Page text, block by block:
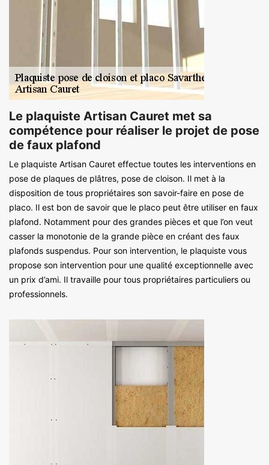
Le plaquiste Artisan Cauret met sa
compétence pour réaliser le projet de pose
de faux plafond
Le plaquiste Artisan Cauret effectue toutes les interventions en
pose de plaques de plâtres, pose de cloison. Il met à la
disposition de tous propriétaires son savoir-faire en pose de
placo. Il est bon de savoir que le placo peut être utiliser en faux
plafond. Notamment pour des grandes pièces et que l’on veut
casser la monotonie de la grande pièce en créant des faux
plafonds suspendus. Pour son intervention, le plaquiste vous
propose son intervention pour une qualité exceptionnelle avec
un prix d’ami. Il travaille pour tous propriétaires particuliers ou
professionnels.